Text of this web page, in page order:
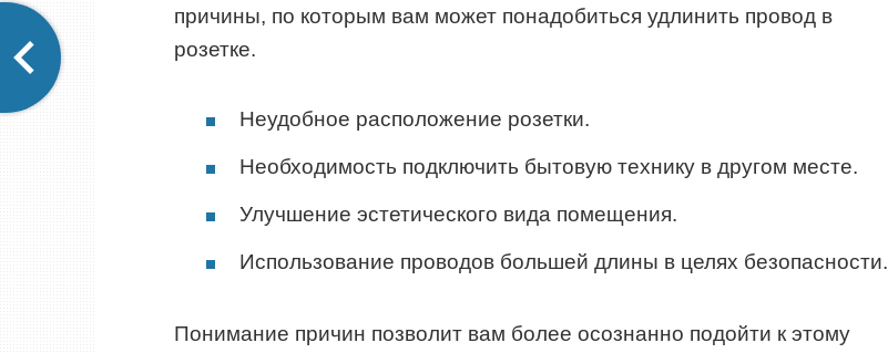
причины, по которым вам может понадобиться удлинить провод в
розетке.
Неудобное расположение розетки.
Необходимость подключить бытовую технику в другом месте.
Улучшение эстетического вида помещения.
Использование проводов большей длины в целях безопасности.
Понимание причин позволит вам более осознанно подойти к этому